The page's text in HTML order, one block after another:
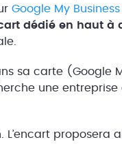
Google My Business
dédié en haut à
sa carte (Google
une
proposera